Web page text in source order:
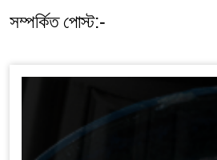
সম্পর্কিত পোস্ট:-